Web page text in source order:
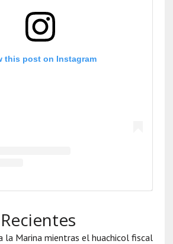
this post on Instagram
la Marina mientras el huachicol fiscal